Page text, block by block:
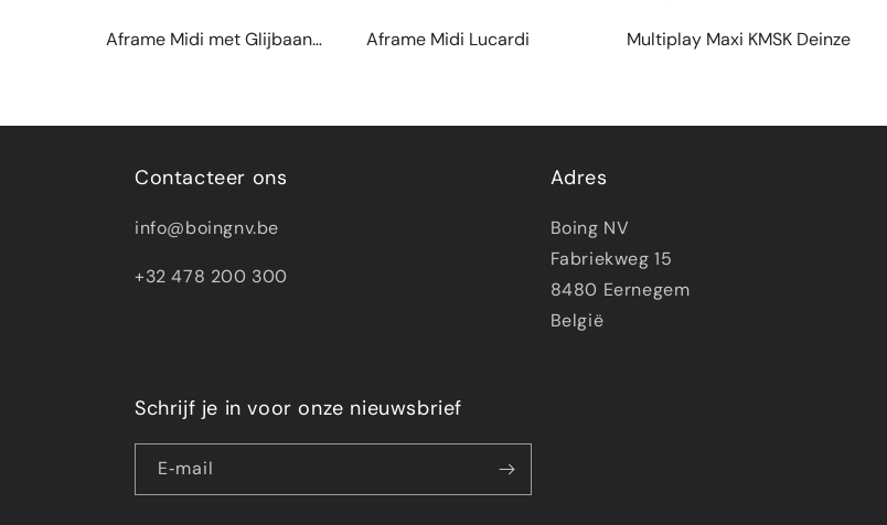
Aframe Midi met Glijbaan
Aframe Midi Lucardi Multiplay Maxi KMSK Deinze
Contacteer ons
info@boingnv.be
+32 478 200 300
Adres
Boing NV
Fabriekweg 15
8480 Eernegem
België
Schrijf je in voor onze nieuwsbrief
E‑mail